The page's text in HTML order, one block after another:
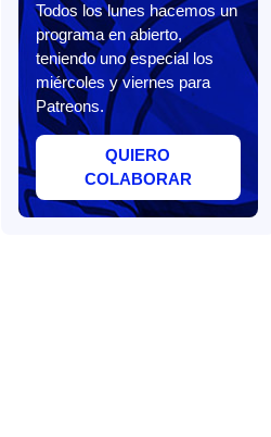
Todos los lunes hacemos un
programa en abierto,
teniendo uno especial los
miércoles y viernes para
Patreons.
QUIERO
COLABORAR